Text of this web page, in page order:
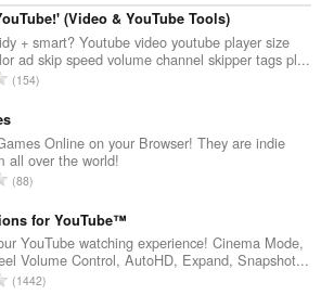
(Video & YouTube Tools)
+ smart? Youtube video youtube player size
ad skip speed volume channel skipper tags pl...
О
щ
б
р
о
о
ц
е
н
154
Online on your Browser! They are indie
all over the world!
О
щ
б
р
о
88
for YouTube™
YouTube watching experience! Cinema Mode,
Volume Control, AutoHD, Expand, Snapshot...
О1442